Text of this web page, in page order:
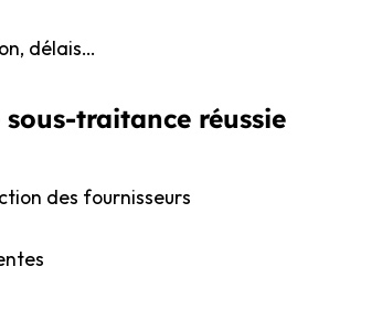
délais…
traitance réussie
des fournisseurs